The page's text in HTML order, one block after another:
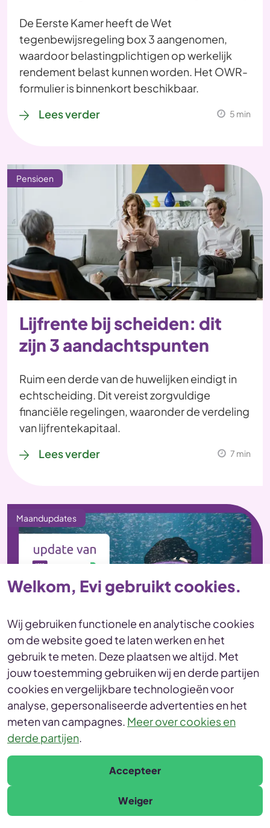
De Eerste Kamer heeft de Wet
tegenbewijsregeling box 3 aangenomen,
waardoor belastingplichtigen op werkelijk
rendement belast kunnen worden. Het OWR-
formulier is binnenkort beschikbaar.
Lees verder
5 min
Pensioen
Lijfrente bij scheiden: dit
zijn 3 aandachtspunten
Ruim een derde van de huwelijken eindigt in
echtscheiding. Dit vereist zorgvuldige
financiële regelingen, waaronder de verdeling
van lijfrentekapitaal.
Lees verder
7 min
Maandupdates
Maandupdate juni 2025
In mei verbeterde de beursstemming door
goede bedrijfsresultaten en handelsoorlog
de-escalatie, maar onzekerheid over
handelstarieven blijft de wereldeconomie
Welkom, Evi gebruikt cookies.
Wij gebruiken functionele en analytische cookies
om de website goed te laten werken en het
gebruik te meten. Deze plaatsen we altijd. Met
jouw toestemming gebruiken wij en derde partijen
cookies en vergelijkbare technologieën voor
analyse, gepersonaliseerde advertenties en het
meten van campagnes. Meer over cookies en
derde partijen.
Accepteer
Weiger